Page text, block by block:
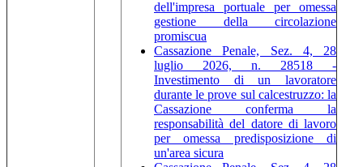
dell'impresa portuale per omessa
gestione della circolazione
promiscua
Cassazione Penale, Sez. 4, 28
luglio 2026, n. 28518 -
Investimento di un lavoratore
durante le prove sul calcestruzzo: la
Cassazione conferma la
responsabilità del datore di lavoro
per omessa predisposizione di
un'area sicura